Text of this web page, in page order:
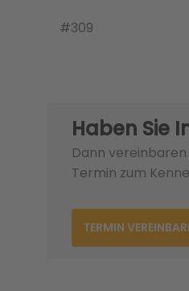
#309
Haben Sie
Dann
Termin zum
TERMIN